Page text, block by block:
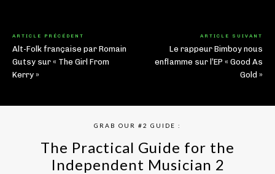
ARTICLE PRÉCÉDENT
Alt-Folk française par Romain
Gutsy sur « The Girl From
Kerry »
ARTICLE SUIVANT
Le rappeur Bimboy nous
enflamme sur l’EP « Good As
Gold »
GRAB OUR #2 GUIDE :
The Practical Guide for the
Independent Musician 2